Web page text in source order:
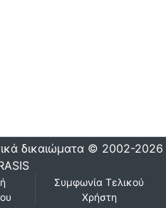
δικαιώματα © 2002-2026
Συμφωνία Τελικού
Χρήστη